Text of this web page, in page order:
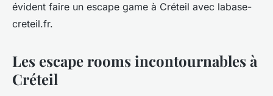
évident faire un escape game à Créteil avec labase-
creteil.fr.
Les escape rooms incontournables à
Créteil